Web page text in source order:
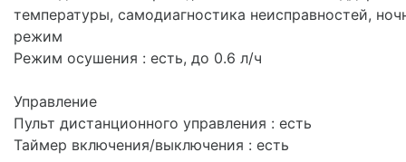
температуры, самодиагностика неисправностей,
режим
Режим осушения : есть, до 0.6 л/ч
Управление
Пульт дистанционного управления : есть
Таймер включения/выключения : есть